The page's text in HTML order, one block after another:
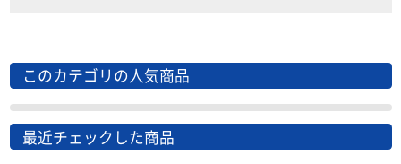
このカテゴリの人気商品
最近チェックした商品